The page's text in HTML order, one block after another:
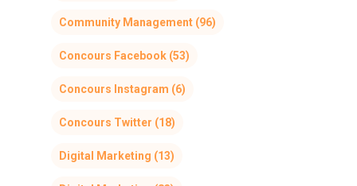
Community Management (96)
Concours Facebook (53)
Concours Instagram (6)
Concours Twitter (18)
Digital Marketing (13)